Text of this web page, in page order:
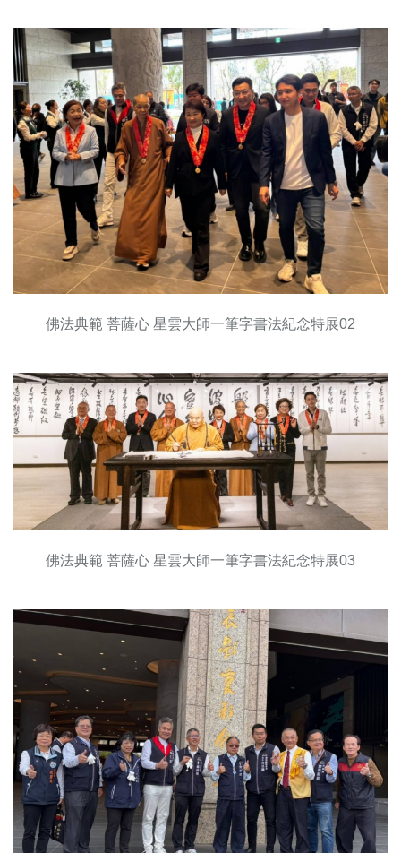
佛法典範 菩薩心 星雲大師一筆字書法紀念特展02
佛法典範 菩薩心 星雲大師一筆字書法紀念特展03